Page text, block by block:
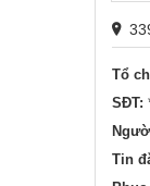
Tổ
SĐT:
Tin